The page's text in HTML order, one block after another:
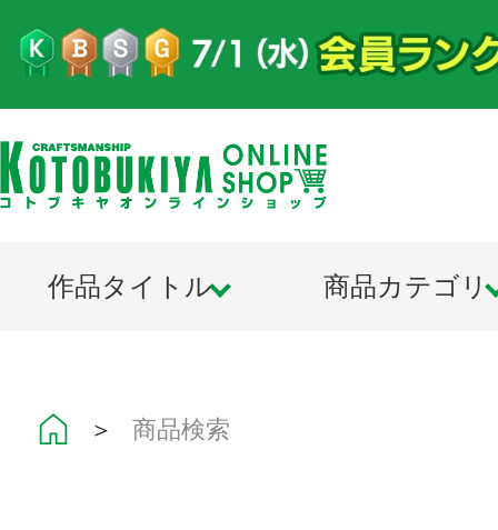
作品タイトル 商品カテゴリ
＞ 商品検索